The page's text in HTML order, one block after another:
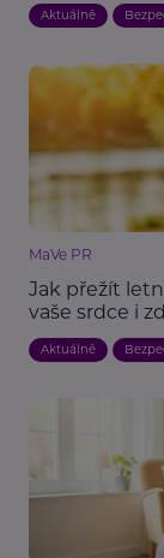
Aktuálně
MaVe PR
Jak přežít
vaše srdce i
Aktuálně